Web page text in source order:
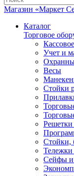
Магазин «Маркет
Каталог
Торговое
Учет и
Весы
Стойки
Решетки
Стойки,
Тележки
Сейфы и